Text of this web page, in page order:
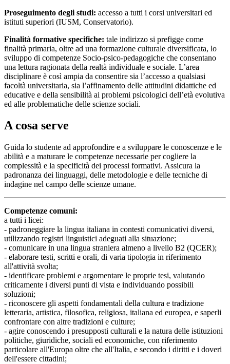
Proseguimento degli studi: accesso a tutti i corsi universitari ed
istituti superiori (IUSM, Conservatorio).
Finalità formative specifiche: tale indirizzo si prefigge come
finalità primaria, oltre ad una formazione culturale diversificata, lo
sviluppo di competenze Socio-psico-pedagogiche che consentano
una lettura ragionata della realtà individuale e sociale. L’area
disciplinare è così ampia da consentire sia l’accesso a qualsiasi
facoltà universitaria, sia l’affinamento delle attitudini didattiche ed
educative e della sensibilità ai problemi psicologici dell’età evolutiva
ed alle problematiche delle scienze sociali.
A cosa serve
Guida lo studente ad approfondire e a sviluppare le conoscenze e le
abilità e a maturare le competenze necessarie per cogliere la
complessità e la specificità dei processi formativi. Assicura la
padronanza dei linguaggi, delle metodologie e delle tecniche di
indagine nel campo delle scienze umane.
Competenze comuni:
a tutti i licei:
- padroneggiare la lingua italiana in contesti comunicativi diversi,
utilizzando registri linguistici adeguati alla situazione;
- comunicare in una lingua straniera almeno a livello B2 (QCER);
- elaborare testi, scritti e orali, di varia tipologia in riferimento
all'attività svolta;
- identificare problemi e argomentare le proprie tesi, valutando
criticamente i diversi punti di vista e individuando possibili
soluzioni;
- riconoscere gli aspetti fondamentali della cultura e tradizione
letteraria, artistica, filosofica, religiosa, italiana ed europea, e saperli
confrontare con altre tradizioni e culture;
- agire conoscendo i presupposti culturali e la natura delle istituzioni
politiche, giuridiche, sociali ed economiche, con riferimento
particolare all'Europa oltre che all'Italia, e secondo i diritti e i doveri
dell'essere cittadini;